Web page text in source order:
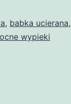
, babka ucierana,
wypieki